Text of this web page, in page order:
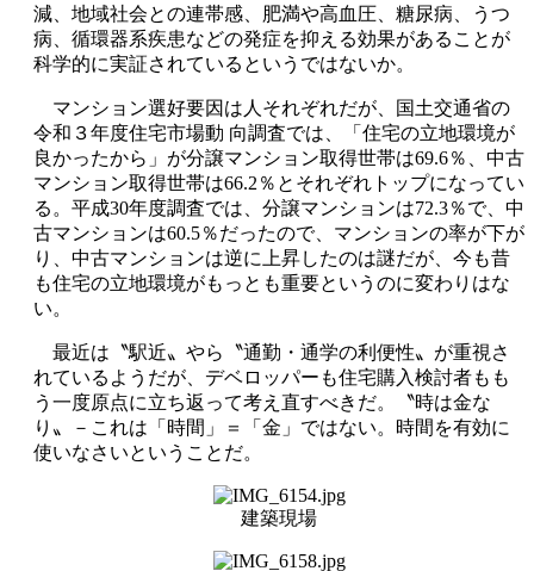
減、地域社会との連帯感、肥満や高血圧、糖尿病、うつ
病、循環器系疾患などの発症を抑える効果があることが
科学的に実証されているというではないか。
マンション選好要因は人それぞれだが、国土交通省の
令和３年度住宅市場動 向調査では、「住宅の立地環境が
良かったから」が分譲マンション取得世帯は69.6％、中古
マンション取得世帯は66.2％とそれぞれトップになってい
る。平成30年度調査では、分譲マンションは72.3％で、中
古マンションは60.5％だったので、マンションの率が下が
り、中古マンションは逆に上昇したのは謎だが、今も昔
も住宅の立地環境がもっとも重要というのに変わりはな
い。
最近は〝駅近〟やら〝通勤・通学の利便性〟が重視さ
れているようだが、デベロッパーも住宅購入検討者もも
う一度原点に立ち返って考え直すべきだ。〝時は金な
り〟－これは「時間」＝「金」ではない。時間を有効に
使いなさいということだ。
建築現場